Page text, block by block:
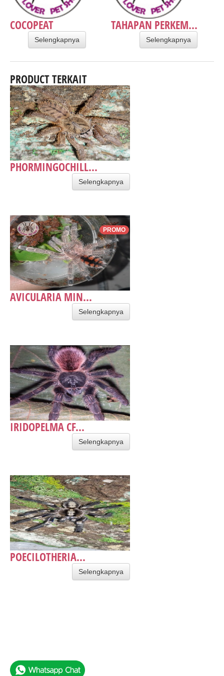
COCOPEAT
Selengkapnya
TAHAPAN PERKEM...
Selengkapnya
PRODUCT TERKAIT
PHORMINGOCHILL...
Selengkapnya
PROMO
AVICULARIA MIN...
Selengkapnya
IRIDOPELMA CF...
Selengkapnya
POECILOTHERIA...
Selengkapnya